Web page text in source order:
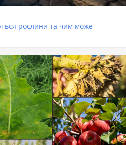
рослини та чим може